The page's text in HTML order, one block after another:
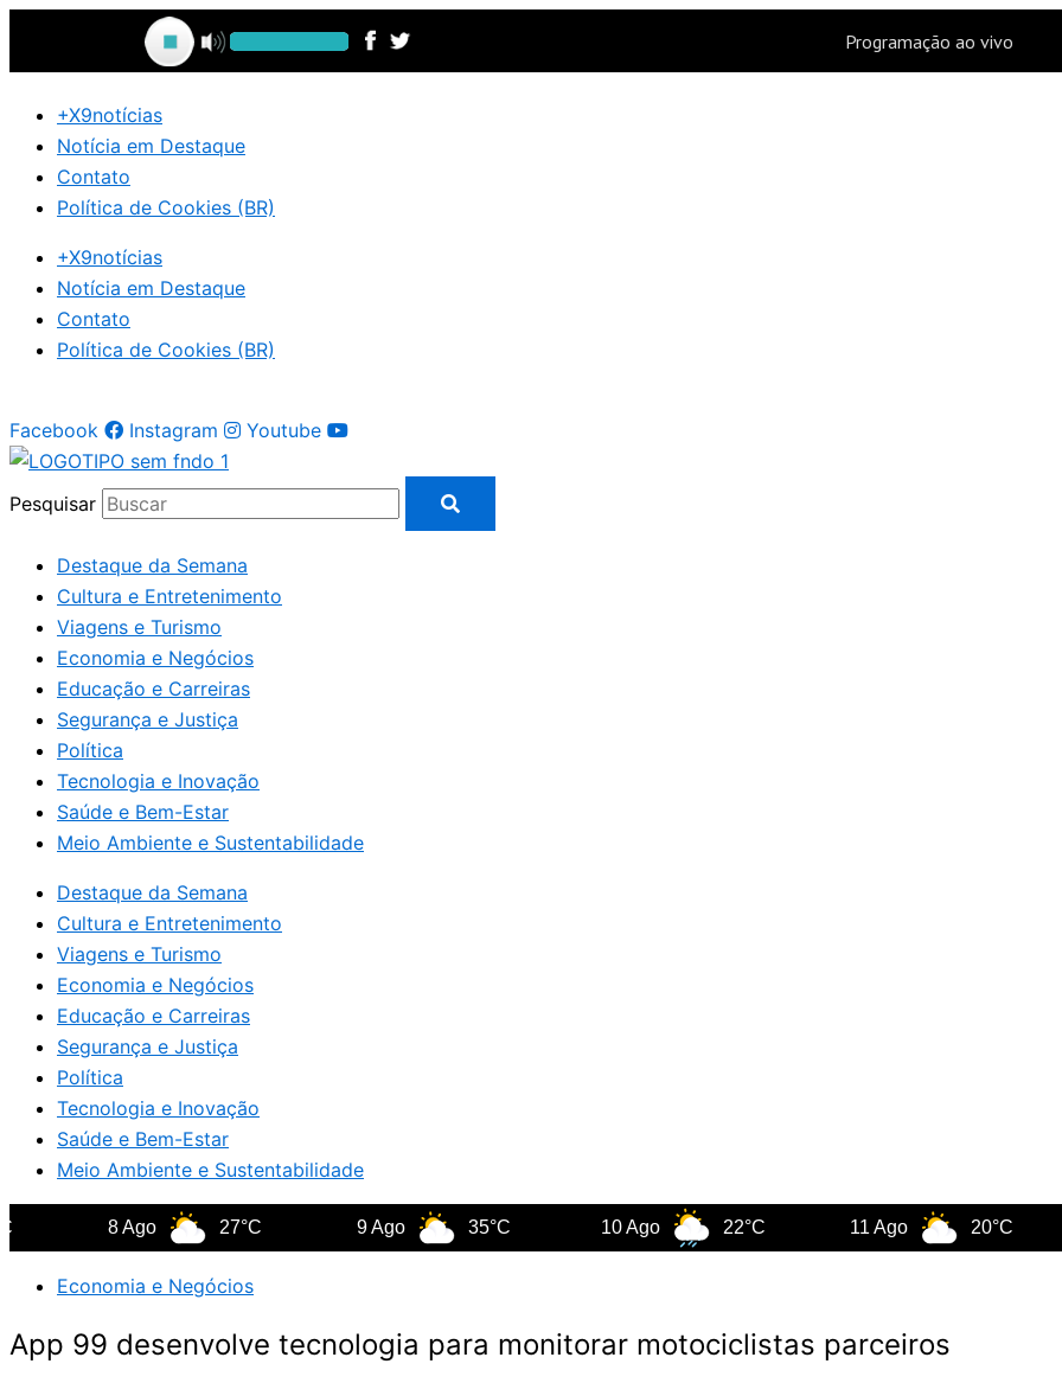
Ir
o
conteúdo+X9notícias
Notícia em Destaque
Contato
Política de Cookies (BR)
+X9notícias
Notícia em Destaque
Contato
Política de Cookies (BR)
Facebook Instagram Youtube
Pesquisar
Destaque da Semana
Cultura e Entretenimento
Viagens e Turismo
Economia e Negócios
Educação e Carreiras
Segurança e Justiça
Política
Tecnologia e Inovação
Saúde e Bem-Estar
Meio Ambiente e Sustentabilidade
Destaque da Semana
Cultura e Entretenimento
Viagens e Turismo
Economia e Negócios
Educação e Carreiras
Segurança e Justiça
Política
Tecnologia e Inovação
Saúde e Bem-Estar
Meio Ambiente e Sustentabilidade
27°C 35°C 10 Ago 22°C 11 Ago 20°C
Economia e Negócios
App 99 desenvolve tecnologia para monitorar motociclistas parceiros